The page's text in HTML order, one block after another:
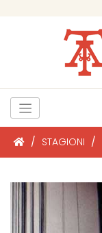
/ STAGIONI /